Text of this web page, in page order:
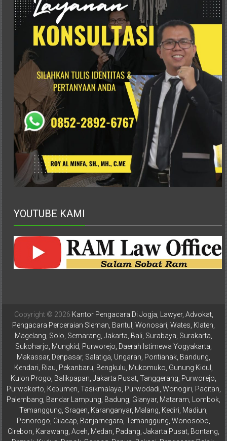
Yogyakarta,
Makassar,
Denpasar,
Salatiga,
Ungaran,
Pontianak,
Bandung,
Kendari,
Riau,
Pekanbaru,
Bengkulu,
Mukomuko,
Gunung
Kidul,
Kulon
Progo,
Jakarta
Pusat,
Tanggerang,
Purworejo,
Purwokerto,
Wonogiri,
Pacitan,
Palembang,
Bandar
Lampung,
Badung,
Gianyar,
Mataram,
Lombok,
Temanggung,
Sragen,
YOUTUBE KAMI
Copyright © 2026 Kantor Pengacara Di Jogja, Lawyer, Advokat,
Pengacara Perceraian Sleman, Bantul, Wonosari, Wates, Klaten,
Magelang, Solo, Semarang, Jakarta, Bali, Surabaya, Surakarta,
Sukoharjo, Mungkid, Purworejo, Daerah Istimewa Yogyakarta,
Makassar, Denpasar, Salatiga, Ungaran, Pontianak, Bandung,
Kendari, Riau, Pekanbaru, Bengkulu, Mukomuko, Gunung Kidul,
Kulon Progo, Balikpapan, Jakarta Pusat, Tanggerang, Purworejo,
Purwokerto, Kebumen, Tasikmalaya, Purwodadi, Wonogiri, Pacitan,
Palembang, Bandar Lampung, Badung, Gianyar, Mataram, Lombok,
Temanggung, Sragen, Karanganyar, Malang, Kediri, Madiun,
Ponorogo, Cilacap, Banjarnegara, Temanggung, Wonosobo,
Cirebon, Karawang, Aceh, Medan, Padang, Jakarta Pusat, Bontang,